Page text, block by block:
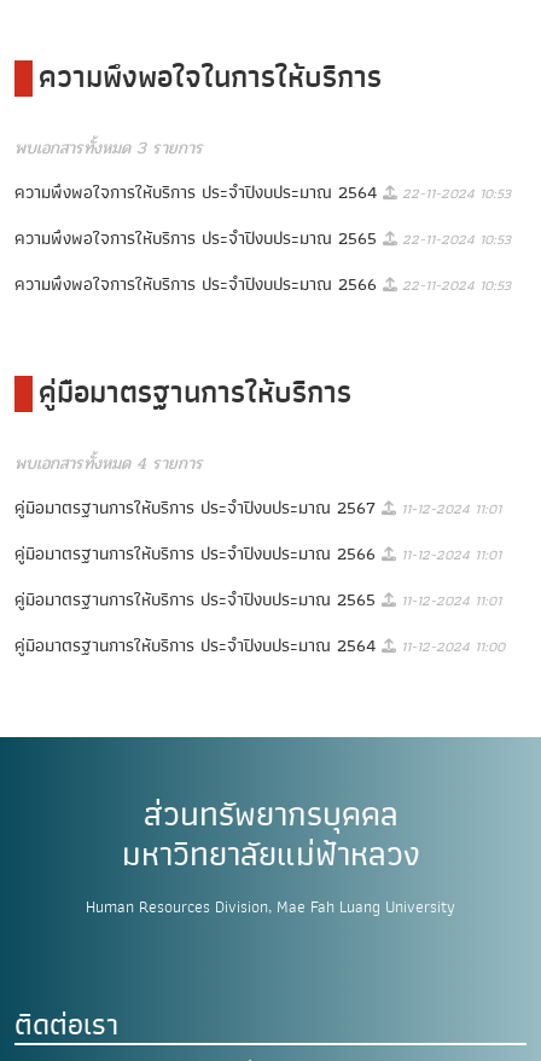
ความพึงพอใจในการให้บริการ
พบเอกสารทั้งหมด 3 รายการ
ความพึงพอใจการให้บริการ ประจำปีงบประมาณ 2564 22-11-2024 10:53
ความพึงพอใจการให้บริการ ประจำปีงบประมาณ 2565 22-11-2024 10:53
ความพึงพอใจการให้บริการ ประจำปีงบประมาณ 2566 22-11-2024 10:53
คู่มือมาตรฐานการให้บริการ
พบเอกสารทั้งหมด 4 รายการ
คู่มือมาตรฐานการให้บริการ ประจำปีงบประมาณ 2567 11-12-2024 11:01
คู่มือมาตรฐานการให้บริการ ประจำปีงบประมาณ 2566 11-12-2024 11:01
คู่มือมาตรฐานการให้บริการ ประจำปีงบประมาณ 2565 11-12-2024 11:01
คู่มือมาตรฐานการให้บริการ ประจำปีงบประมาณ 2564 11-12-2024 11:00
ส่วนทรัพยากรบุคคล
มหาวิทยาลัยแม่ฟ้าหลวง
Human Resources Division, Mae Fah Luang University
ติดต่อเรา